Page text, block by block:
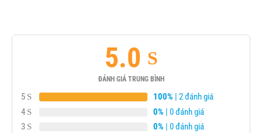
5.0
ĐÁNH GIÁ TRUNG BÌNH
5 100% | 2 đánh giá
4
0% | 0 đánh giá
3
0% | 0 đánh giá